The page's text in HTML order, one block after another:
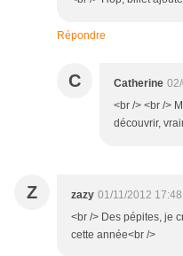
Répondre
C Catherine
<br /> <br />
découvrir,
Z zazy 01/11/2012 17:48
<br /> Des pépites, je
cette année<br />